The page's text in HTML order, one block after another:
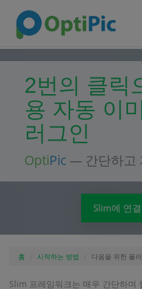
2번의 클릭
용 자동 이
러그인
OptiPic — 간단하고
Slim에 연
홈 시작하는 방법 다음을 위한 플
Slim 프레임워크는 매우 간단하며